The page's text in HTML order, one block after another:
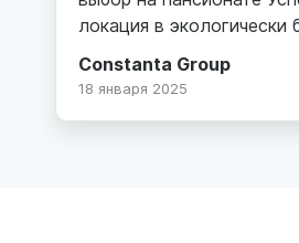
локация в экологически
Хороший кирпичный
Constanta Group
18 января 2025